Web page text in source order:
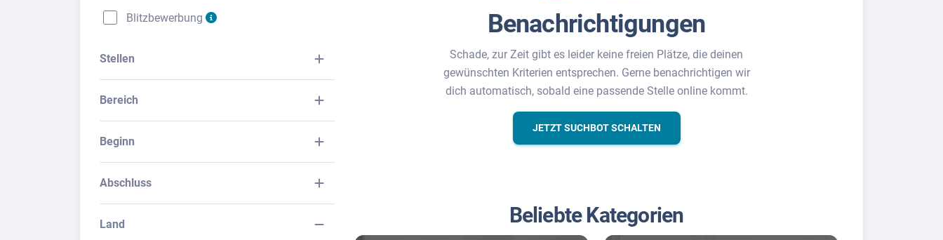
Blitzbewerbung
Stellen
Bereich
Beginn
Abschluss
Land
Benachrichtigungen
Schade, zur Zeit gibt es leider keine freien Plätze, die deinen
gewünschten Kriterien entsprechen. Gerne benachrichtigen wir
dich automatisch, sobald eine passende Stelle online kommt.
JETZT SUCHBOT SCHALTEN
Beliebte Kategorien